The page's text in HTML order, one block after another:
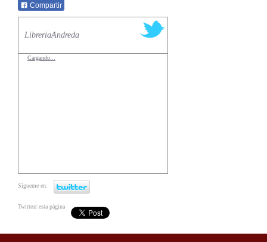
Compartir
LibreriaAndreda
Cargando...
Sígueme en:
Twittear esta página